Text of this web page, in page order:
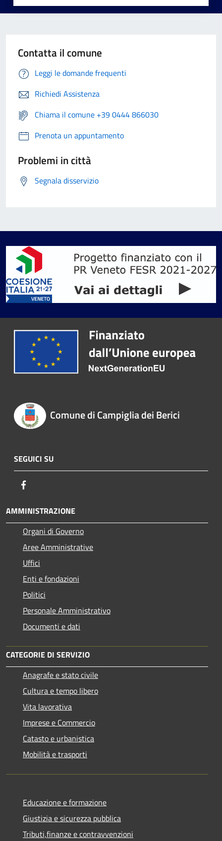
Contatta il comune
Leggi le domande frequenti
Richiedi Assistenza
Chiama il comune +39 0444 866030
Prenota un appuntamento
Problemi in città
Segnala disservizio
Comune di Campiglia dei Berici
SEGUICI SU
AMMINISTRAZIONE
Organi di Governo
Aree Amministrative
Uffici
Enti e fondazioni
Politici
Personale Amministrativo
Documenti e dati
CATEGORIE DI SERVIZIO
Anagrafe e stato civile
Cultura e tempo libero
Vita lavorativa
Imprese e Commercio
Catasto e urbanistica
Mobilità e trasporti
Educazione e formazione
Giustizia e sicurezza pubblica
Tributi,finanze e contravvenzioni